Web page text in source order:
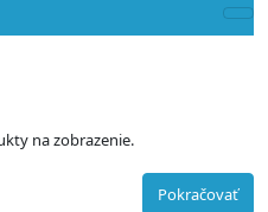
na zobrazenie.
Pokračovať